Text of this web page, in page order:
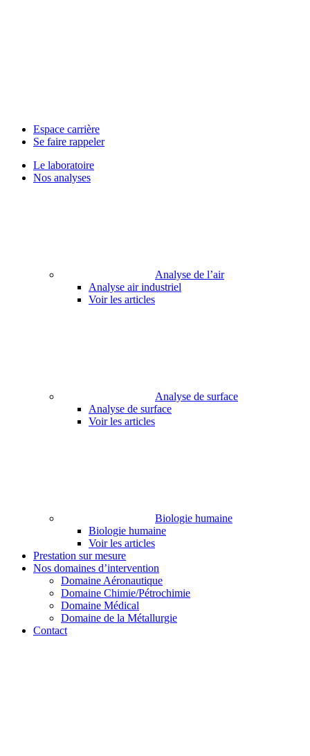
Espace carrière
Se faire rappeler
Le laboratoire
Nos analyses
Analyse de l’air
Analyse air industriel
Voir les articles
Analyse de surface
Analyse de surface
Voir les articles
Biologie humaine
Biologie humaine
Voir les articles
Prestation sur mesure
Nos domaines d’intervention
Domaine Aéronautique
Domaine Chimie/Pétrochimie
Domaine Médical
Domaine de la Métallurgie
Contact